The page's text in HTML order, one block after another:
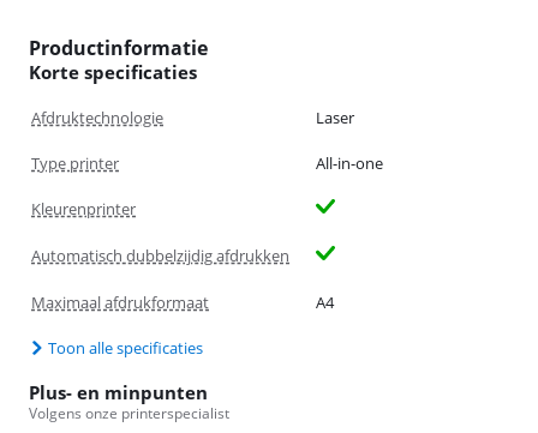
Productinformatie
Korte specificaties
Afdruktechnologie Laser
Type printer All-in-one
Kleurenprinter
Automatisch dubbelzijdig afdrukken
Maximaal afdrukformaat A4
Toon alle specificaties
Plus- en minpunten
Volgens onze printerspecialist